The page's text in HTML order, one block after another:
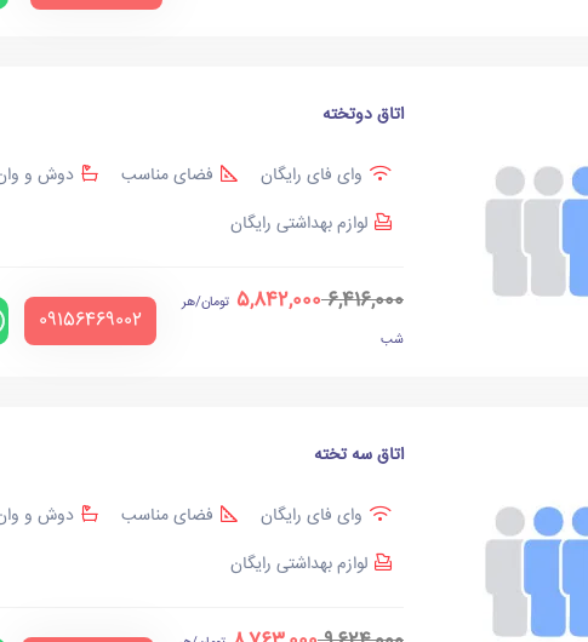
اتاق دوتخته
وای فای رایگان فضای مناسب
دوش و
لوازم بهداشتی رایگان
6,416,000
5,842,000 تومان/هر
شب
‪09156469002‬
اتاق سه تخته
وای فای رایگان فضای مناسب
دوش و
لوازم بهداشتی رایگان